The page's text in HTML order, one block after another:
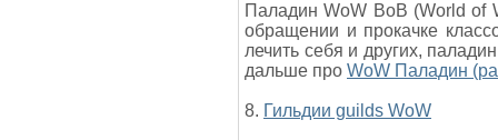
Паладин WoW ВоВ (World of
обращении и прокачке
лечить себя и других,
дальше про WoW Паладин
8. Гильдии guilds WoW